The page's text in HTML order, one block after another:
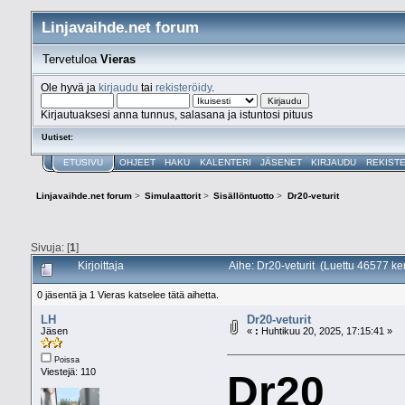
Linjavaihde.net forum
TervetuloaVieras
Ole hyvä ja kirjaudu tai rekisteröidy.
Kirjautuaksesi anna tunnus, salasana ja istuntosi pituus
Uutiset:
ETUSIVU OHJEET HAKU KALENTERI JÄSENET KIRJAUDU
Linjavaihde.net forum > Simulaattorit> Sisällöntuotto > Dr20-veturit
Sivuja: [1]
Kirjoittaja Aihe: Dr20-veturit (Luettu 46577
0 jäsentä ja 1 Vieras katselee tätä aihetta.
LH
Jäsen
Poissa
Viestejä: 110
Dr20-veturit
« : Huhtikuu 20, 2025, 17:15:41 »
Dr20